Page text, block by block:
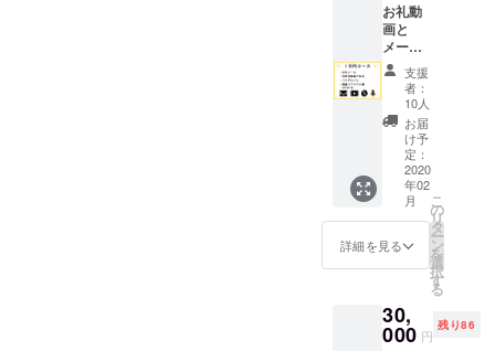
お礼動
画と
メー
ル、ミ
ニアル
バムに
加えて
voice
データ
をお送
りしま
す。
支援
者：
10人
お届
け予
定：
2020
年02
月
詳細を見る
こ
の
リ
タ
ー
ン
を
選
択
す
る
30,
000 円
残り86